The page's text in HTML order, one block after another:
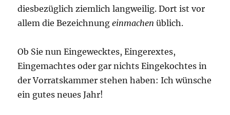
diesbezüglich ziemlich langweilig. Dort ist vor
allem die Bezeichnungeinmachen üblich.
Ob Sie nun Eingewecktes, Eingerextes,
Eingemachtes oder gar nichts Eingekochtes in
der Vorratskammer stehen haben: Ich wünsche
ein gutes neues Jahr!